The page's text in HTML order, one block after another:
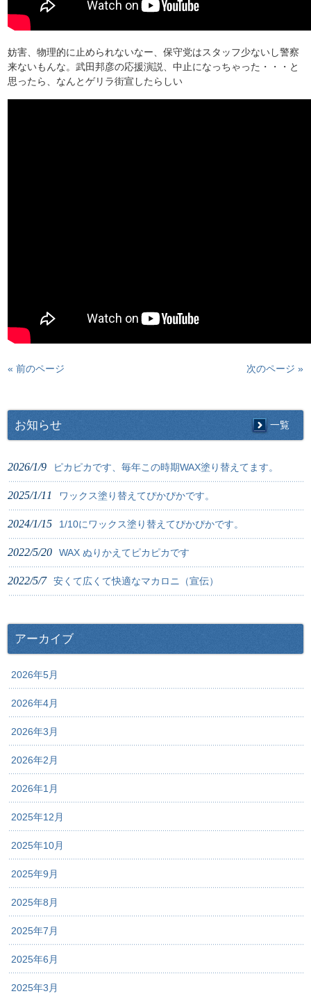
妨害、物理的に止められないなー、保守党はスタッフ少ないし警察
来ないもんな。武田邦彦の応援演説、中止になっちゃった・・・と
思ったら、なんとゲリラ街宣したらしい
« 前のページ 次のページ »
お知らせ 一覧
2026/1/9 ピカピカです、毎年この時期WAX塗り替えてます。
2025/1/11 ワックス塗り替えてぴかぴかです。
2024/1/15 1/10にワックス塗り替えてぴかぴかです。
2022/5/20 WAX ぬりかえてピカピカです
2022/5/7 安くて広くて快適なマカロニ（宣伝）
アーカイブ
2026年5月
2026年4月
2026年3月
2026年2月
2026年1月
2025年12月
2025年10月
2025年9月
2025年8月
2025年7月
2025年6月
2025年3月